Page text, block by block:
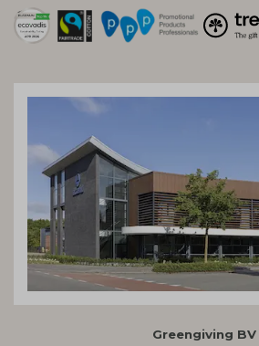
Greengiving BV